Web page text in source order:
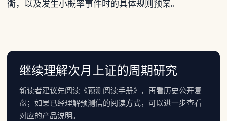
衡，以及发生小概率事件时的具体规则预案。
继续理解次月上证的周期研究
新读者建议先阅读《预测阅读手册》，再看历史公开复
盘；如果已经理解预测信的阅读方式，可以进一步查看
对应的产品说明。